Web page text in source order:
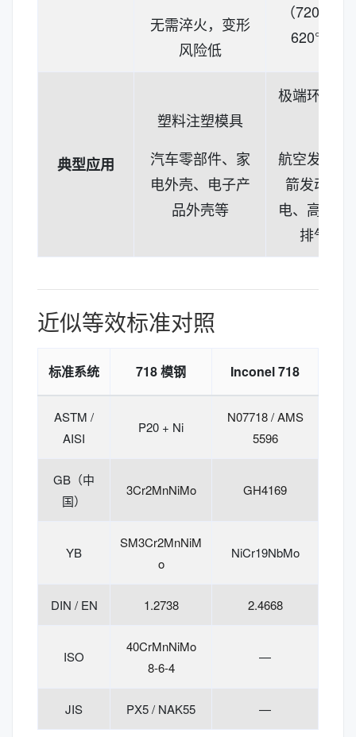
无需淬火，变形
风险低
（720℃/
620℃/8h
典型应用
塑料注塑模具
汽车零部件、家
电外壳、电子产
品外壳等
极端环境承
航空发动机
箭发动机
电、高性能
排气系统
近似等效标准对照
标准系统 718 模钢 Inconel 718
ASTM /
AISI
P20 + Ni
N07718 / AMS
5596
GB（中
国）
3Cr2MnNiMo GH4169
YB
SM3Cr2MnNiM
o
NiCr19NbMo
DIN / EN 1.2738 2.4668
ISO
40CrMnNiMo
8-6-4
—
JIS PX5 / NAK55 —